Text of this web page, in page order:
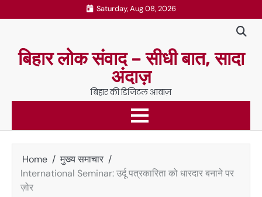
to
Saturday, Aug 08, 2026
बिहार लोक संवाद – सीधी बात, सादा
अंदाज़
बिहार की डिजिटल आवाज़
Home
मुख्य समाचार
International Seminar: उर्दू पत्रकारिता को धारदार बनाने पर
ज़ोर